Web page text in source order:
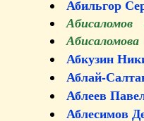
Абильгор
Абисаломов
Абкузин
Аблай-
Аблеев
Аблесимов